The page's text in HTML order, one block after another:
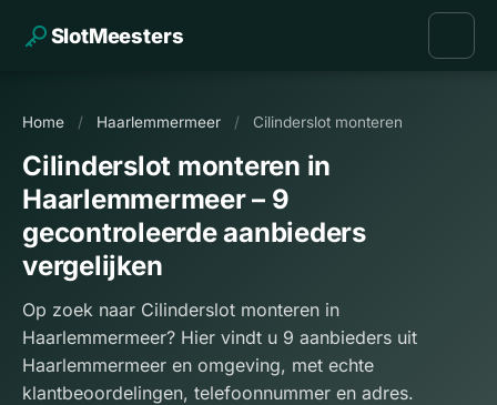
SlotMeesters
Home / Haarlemmermeer / Cilinderslot monteren
Cilinderslot monteren in
Haarlemmermeer – 9
gecontroleerde aanbieders
vergelijken
Op zoek naar Cilinderslot monteren in
Haarlemmermeer? Hier vindt u 9 aanbieders uit
Haarlemmermeer en omgeving, met echte
klantbeoordelingen, telefoonnummer en adres.